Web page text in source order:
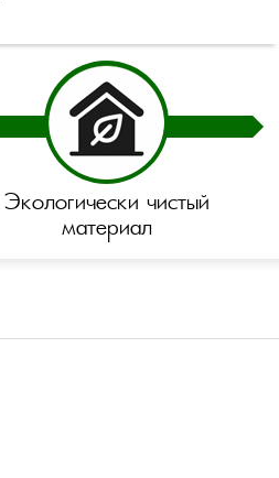
Экологически чистый
материал